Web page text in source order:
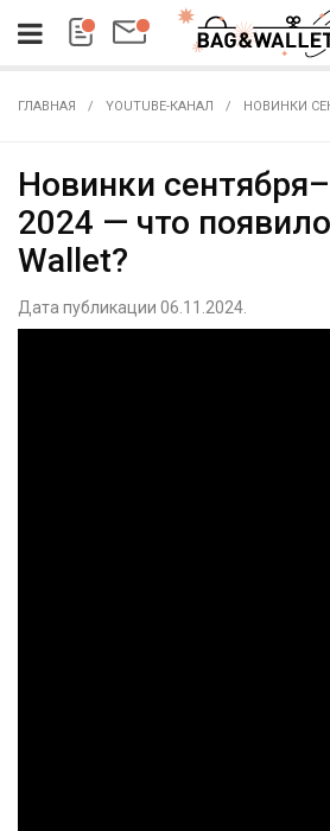
ГЛАВНАЯ YOUTUBE-КАНАЛ НОВИНКИ
Новинки
2024 — что
Wallet?
Дата публикации 06.11.2024.